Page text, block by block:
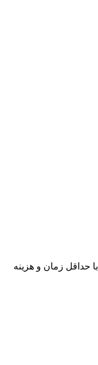
حداقل زمان و هزینه